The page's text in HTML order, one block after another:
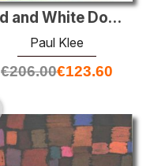
Red and White Domes
Paul Klee
€206.00€123.60